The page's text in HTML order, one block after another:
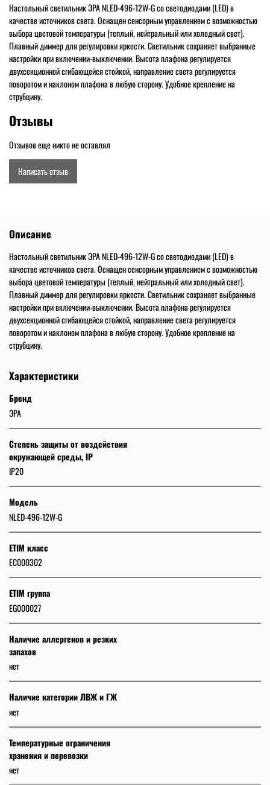
Настольный светильник ЭРА NLED-496-12W-G со светодиодами (LED) в
качестве источников света. Оснащен сенсорным управлением с возможностью
выбора цветовой температуры (теплый, нейтральный или холодный свет).
Плавный диммер для регулировки яркости. Светильник сохраняет выбранные
настройки при включении-выключении. Высота плафона регулируется
двухсекционной сгибающейся стойкой, направление света регулируется
поворотом и наклоном плафона в любую сторону. Удобное крепление на
струбцину.
Отзывы
Отзывов еще никто не оставлял
Написать отзыв
Описание
Настольный светильник ЭРА NLED-496-12W-G со светодиодами (LED) в
качестве источников света. Оснащен сенсорным управлением с возможностью
выбора цветовой температуры (теплый, нейтральный или холодный свет).
Плавный диммер для регулировки яркости. Светильник сохраняет выбранные
настройки при включении-выключении. Высота плафона регулируется
двухсекционной сгибающейся стойкой, направление света регулируется
поворотом и наклоном плафона в любую сторону. Удобное крепление на
струбцину.
Характеристики
Бренд
ЭРА
Степень защиты от воздействия
окружающей среды, IP
IP20
Модель
NLED-496-12W-G
ETIM класс
EC000302
ETIM группа
EG000027
Наличие аллергенов и резких
запахов
нет
Наличие категории ЛВЖ и ГЖ
нет
Температурные ограничения
хранения и перевозки
нет